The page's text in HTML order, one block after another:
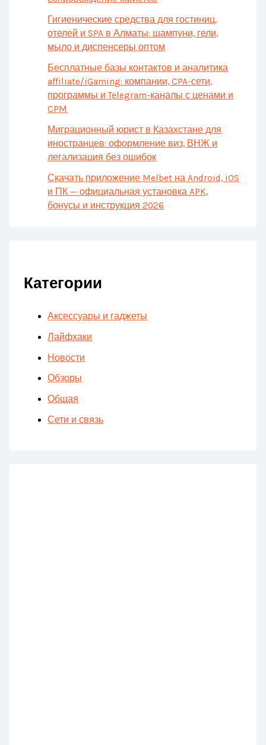
Гигиенические средства для гостиниц,
отелей и SPA в Алматы: шампуни, гели,
мыло и диспенсеры оптом
Бесплатные базы контактов и аналитика
affiliate/iGaming: компании, CPA-сети,
программы и Telegram-каналы с ценами и
CPM
Миграционный юрист в Казахстане для
иностранцев: оформление виз, ВНЖ и
легализация без ошибок
Скачать приложение Melbet на Android, iOS
и ПК — официальная установка APK,
бонусы и инструкция 2026
Категории
Аксессуары и гаджеты
Лайфхаки
Новости
Обзоры
Общая
Сети и связь